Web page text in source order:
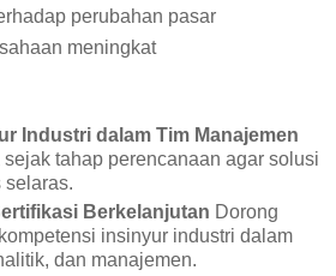
perubahan pasar
meningkat
Industri dalam Tim Manajemen
sejak tahap perencanaan agar solusi
selaras.
Berkelanjutan Dorong
insinyur industri dalam
dan manajemen.